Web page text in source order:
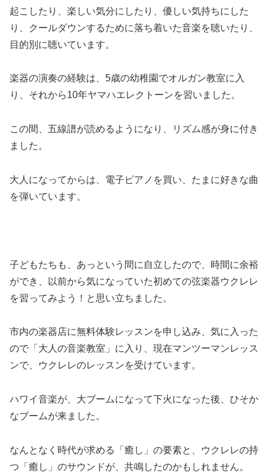
起こしたり、楽しい気分にしたり、優しい気持ちにした
り、クールダウンするために落ち着いた音楽を聴いたり、
目的別に聴いています。
楽器の演奏の経験は、5歳の幼稚園でオルガン教室に入
り、それから10年ヤマハエレクトーンを習いました。
この間、五線譜が読めるようになり、リズム感が身に付き
ました。
大人になってからは、電子ピアノを買い、たまに好きな曲
を弾いています。
子どもたちも、あっという間に自立したので、時間に余裕
ができ、以前から気になっていた初めての弦楽器ウクレレ
を習ってみよう！と思い立ちました。
市内の楽器店に無料体験レッスンを申し込み、気に入った
ので「大人の音楽教室」に入り、現在マンツーマンレッス
ンで、ウクレレのレッスンを受けています。
ハワイ音楽が、大ブームになって下火になった後、ひそか
なブームが来ました。
なんとなく時代が求める「癒し」の要素と、ウクレレの持
つ「癒し」のサウンドが、共鳴したのかもしれません。